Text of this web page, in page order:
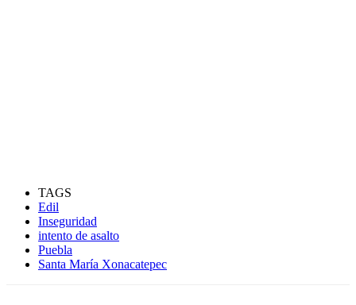
TAGS
Edil
Inseguridad
intento de asalto
Puebla
Santa María Xonacatepec